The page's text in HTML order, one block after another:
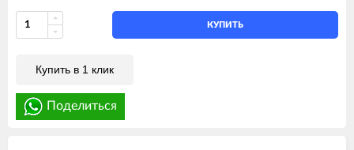
КУПИТЬ
Купить в 1 клик
Поделиться